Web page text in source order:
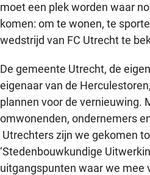
moet een plek worden waar
komen: om te wonen, te
wedstrijd van FC Utrecht te
De gemeente Utrecht, de
eigenaar van de
plannen voor de vernieuwing.
omwonenden, ondernemers
Utrechters zijn we gekomen
‘Stedenbouwkundige
uitgangspunten waar we mee